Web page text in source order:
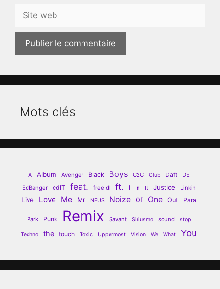
web
Mots clés
A Album Avenger Black Boys C2C Club Daft
DE
EdBanger
edIT feat. free dl ft. I In It Justice Linkin
Live Love Me Mr NEUS Noize Of One Out Para
Park Punk Remix Savant Siriusmo sound stop
Techno the touch Toxic Uppermost Vision We What You